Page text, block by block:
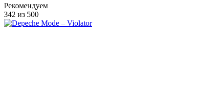
Рекомендуем
342 из 500